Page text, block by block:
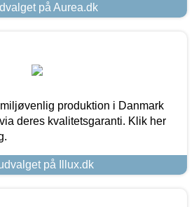
på Aurea.dk
miljøvenlig produktion i Danmark
deres kvalitetsgaranti. Klik her
på Illux.dk